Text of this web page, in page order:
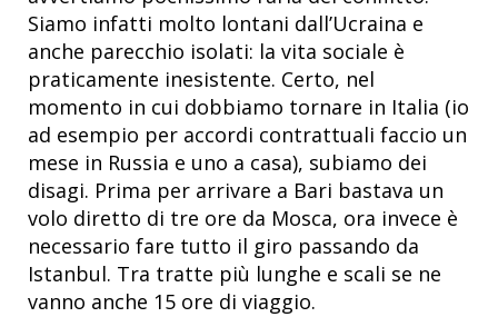
Siamo infatti molto lontani dall’Ucraina e
anche parecchio isolati: la vita sociale è
praticamente inesistente. Certo, nel
momento in cui dobbiamo tornare in Italia (io
ad esempio per accordi contrattuali faccio un
mese in Russia e uno a casa), subiamo dei
disagi. Prima per arrivare a Bari bastava un
volo diretto di tre ore da Mosca, ora invece è
necessario fare tutto il giro passando da
Istanbul. Tra tratte più lunghe e scali se ne
vanno anche 15 ore di viaggio.